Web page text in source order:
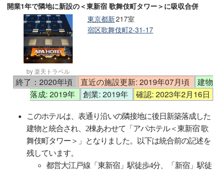
開業1年で隣地に新設の＜東新宿 歌舞伎町タワー＞に吸収合併
by 楽天トラベル
217室
東京都新
宿区歌舞伎町2-31-17
終了：2020年頃 直近の施設更新: 2019年07月頃
建物
落成: 2019年
創業: 2019年 確認: 2023年2月16日
このホテルは、表通り沿いの隣接地に後日新築落成した
建物と統合され、2棟あわせて「アパホテル＜東新宿 歌
舞伎町タワー＞」となりました。以下は統合前の記述を
残しています。
都営大江戸線「東新宿」駅徒歩4分、「新宿」駅徒